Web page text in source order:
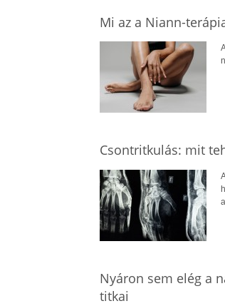
Mi az a Niann-
Csontritkulás: mit
Nyáron sem elég a
titkai